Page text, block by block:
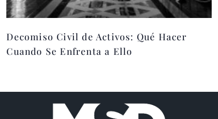
Decomiso Civil de Activos: Qué Hacer
Cuando Se Enfrenta a Ello